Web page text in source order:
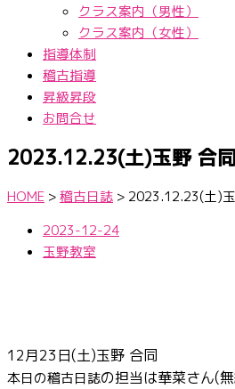
クラス案内（男性）
クラス案内（女性）
指導体制
稽古指導
昇級昇段
お問合せ
2023.12.23(土)玉野 合同
HOME >稽古日誌 > 2023.12.23(土)
2023-12-24
玉野教室
12月23日(土)玉野 合同
本日の稽古日誌の担当は華菜さん(